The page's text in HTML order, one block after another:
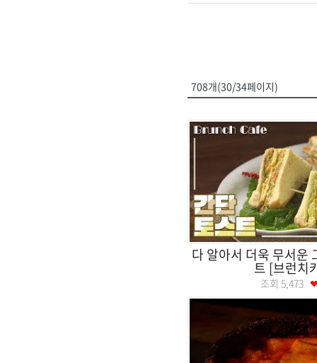
708개(30/34페이지)
다 알아서 더욱 무서운
트 [브런치
조회 5,473